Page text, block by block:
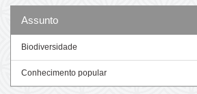
Assunto
Biodiversidade
Conhecimento popular